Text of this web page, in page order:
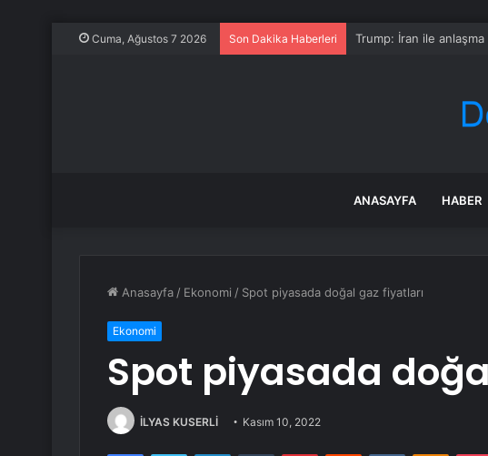
Cuma, Ağustos 7 2026 Son Dakika Haberleri Trump: İran ile
ANASAYFA HABER
Anasayfa / Ekonomi / Spot piyasada doğal gaz fiyatları
Ekonomi
Spot piyasada
İLYAS KUSERLİ Kasım 10, 2022